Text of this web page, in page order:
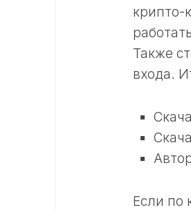
крипто-
Также
входа.
Если по